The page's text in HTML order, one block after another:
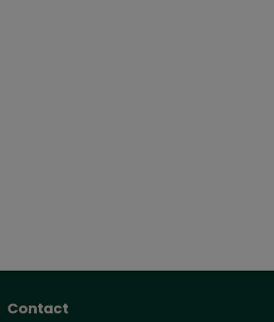
Contact